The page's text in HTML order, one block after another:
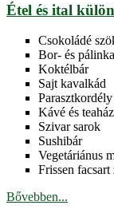
Étel és ital
Csokoládé
Bor- és
Koktélbár
Sajt kavalkád
Parasztkordély
Kávé és teaház
Szivar sarok
Sushibár
Vegetáriánus
Frissen
Bővebben...